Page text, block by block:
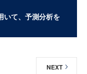
いて、予測分析を
NEXT